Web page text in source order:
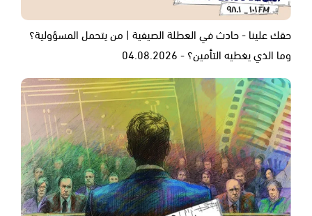
حقك علينا - حادث في العطلة الصيفية | من يتحمل المسؤولية؟
وما الذي يغطيه التأمين؟ - 04.08.2026